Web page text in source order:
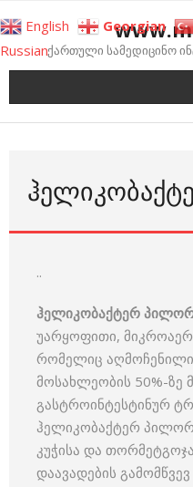
to
contentქართული სამედიცინო
..
ჰელიკობაქტერ
უარყოფითი,
რომელიც
მოსახლეობის 50%-ზე
გასტროინტესტინურ
ჰელიკობაქტერ
კუჭისა და
დაავადების გამომწვევ
English Georgian
Russian